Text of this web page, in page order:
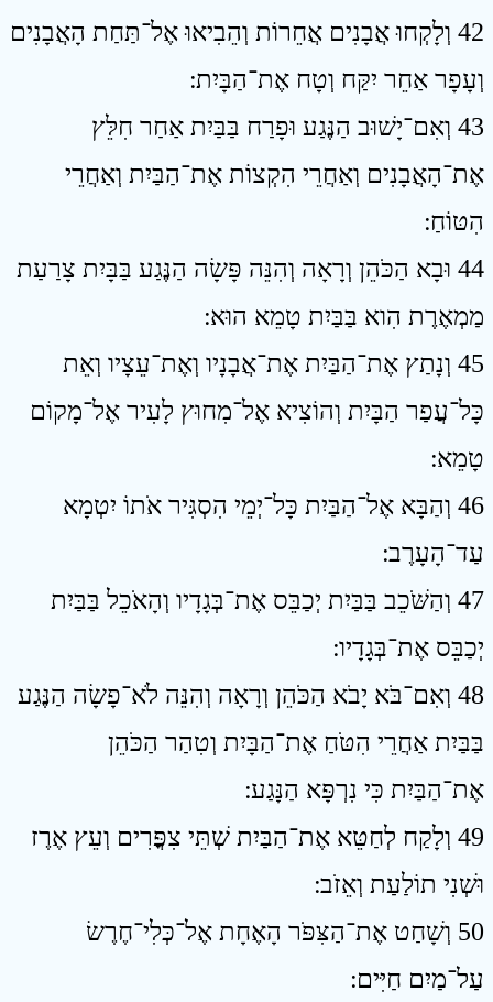
42 וְלָקְחוּ אֲבָנִים אֲחֵרוֹת וְהֵבִיאוּ אֶל־תַּחַת הָאֲבָנִים
וְעָפָר אַחֵר יִקַּח וְטָח אֶת־הַבָּיִת ׃
43 וְאִם־יָשׁוּב הַנֶּגַע וּפָרַח בַּבַּיִת אַחַר חִלֵּץ
אֶת־הָאֲבָנִים וְאַחֲרֵי הִקְצוֹת אֶת־הַבַּיִת וְאַחֲרֵי
הִטּוֹחַ ׃
44 וּבָא הַכֹּהֵן וְרָאָה וְהִנֵּה פָּשָׂה הַנֶּגַע בַּבָּיִת צָרַעַת
מַמְאֶרֶת הִוא בַּבַּיִת טָמֵא הוּא ׃
45 וְנָתַץ אֶת־הַבַּיִת אֶת־אֲבָנָיו וְאֶת־עֵצָיו וְאֵת
כָּל־עֲפַר הַבָּיִת וְהוֹצִיא אֶל־מִחוּץ לָעִיר אֶל־מָקוֹם
טָמֵא ׃
46 וְהַבָּא אֶל־הַבַּיִת כָּל־יְמֵי הִסְגִּיר אֹתוֹ יִטְמָא
עַד־הָעָרֶב ׃
47 וְהַשֹּׁכֵב בַּבַּיִת יְכַבֵּס אֶת־בְּגָדָיו וְהָאֹכֵל בַּבַּיִת
יְכַבֵּס אֶת־בְּגָדָיו ׃
48 וְאִם־בֹּא יָבֹא הַכֹּהֵן וְרָאָה וְהִנֵּה לֹא־פָשָׂה הַנֶּגַע
בַּבַּיִת אַחֲרֵי הִטֹּחַ אֶת־הַבָּיִת וְטִהַר הַכֹּהֵן
אֶת־הַבַּיִת כִּי נִרְפָּא הַנָּגַע ׃
49 וְלָקַח לְחַטֵּא אֶת־הַבַּיִת שְׁתֵּי צִפֳּרִים וְעֵץ אֶרֶז
וּשְׁנִי תוֹלַעַת וְאֵזֹב ׃
50 וְשָׁחַט אֶת־הַצִּפֹּר הָאֶחָת אֶל־כְּלִי־חֶרֶשׂ
עַל־מַיִם חַיִּים ׃